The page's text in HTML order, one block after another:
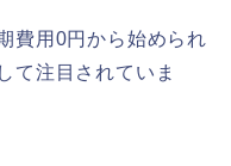
費用0円から始められ
て注目されていま